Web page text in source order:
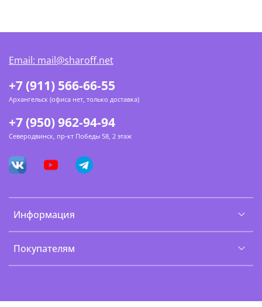
Информация
Покупателям
+7 (911) 566-66-55
Архангельск (офиса нет, только доставка)
+7 (950) 962-94-94
Северодвинск, пр-кт Победы 58, 2 этаж
Email: mail@sharoff.net